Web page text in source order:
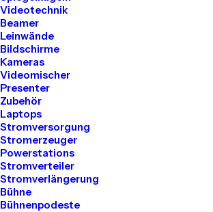
Videotechnik
Beamer
Leinwände
Bildschirme
Kameras
Videomischer
Presenter
Zubehör
Laptops
Stromversorgung
Stromerzeuger
Powerstations
Stromverteiler
Stromverlängerung
Bühne
Bühnenpodeste
Pioneer CDJ 3000
€74.00